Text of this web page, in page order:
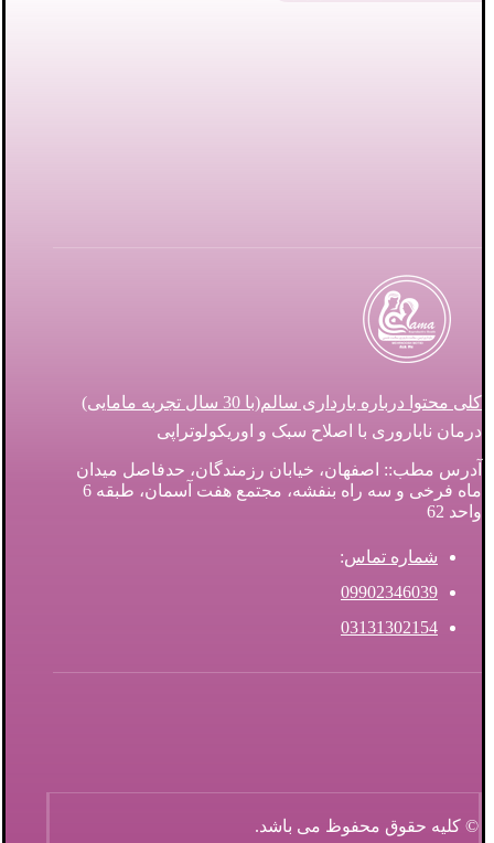
کلی محتوا درباره بارداری سالم(با 30 سال تجربه مامایی)
درمان ناباروری با اصلاح سبک و اوریکولوتراپی
آدرس مطب:: اصفهان، خیابان رزمندگان، حدفاصل میدان
ماه فرخی و سه راه بنفشه، مجتمع هفت آسمان، طبقه 6
واحد 62
شماره تماس:
09902346039
03131302154
© کلیه حقوق محفوظ می باشد.